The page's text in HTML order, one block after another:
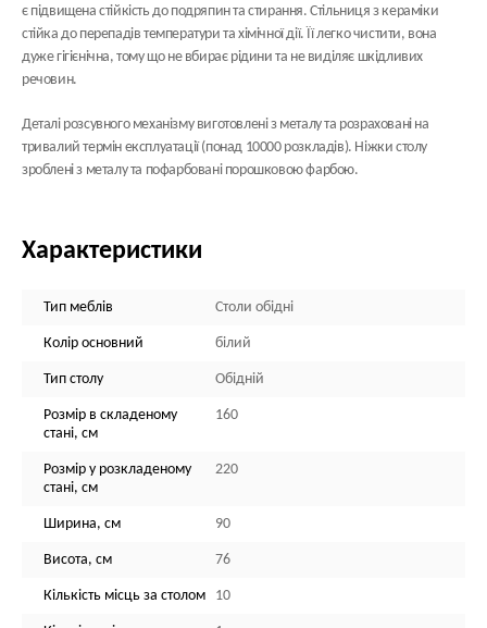
є підвищена стійкість до подряпин та стирання. Стільниця з кераміки
стійка до перепадів температури та хімічної дії. Її легко чистити, вона
дуже гігієнічна, тому що не вбирає рідини та не виділяє шкідливих
речовин.
Деталі розсувного механізму виготовлені з металу та розраховані на
тривалий термін експлуатації (понад 10000 розкладів). Ніжки столу
зроблені з металу та пофарбовані порошковою фарбою.
Характеристики
Тип меблів Столи обідні
Колір основний білий
Тип столу Обідній
Розмір в складеному
стані, см
160
Розмір у розкладеному
стані, см
220
Ширина, см 90
Висота, см 76
Кількість місць за столом 10